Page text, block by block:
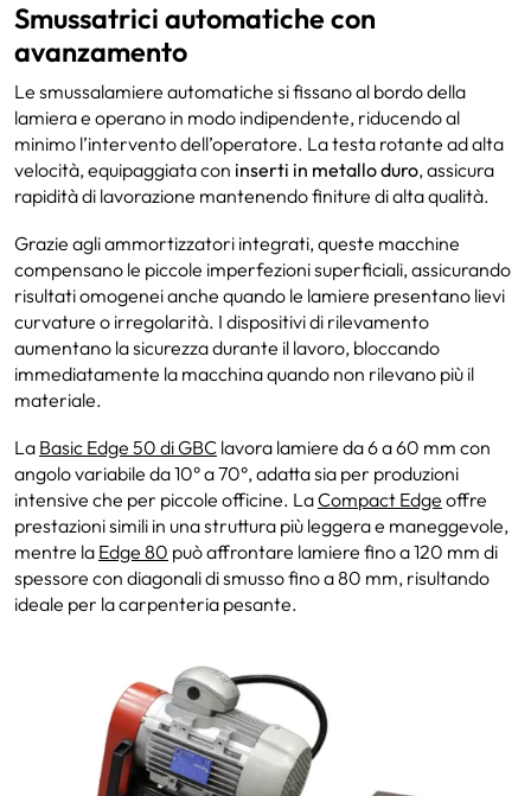
Smussatrici automatiche con
avanzamento
Le smussalamiere automatiche si fissano al bordo della
lamiera e operano in modo indipendente, riducendo al
minimo l’intervento dell’operatore. La testa rotante ad alta
velocità, equipaggiata con inserti in metallo duro, assicura
rapidità di lavorazione mantenendo finiture di alta qualità.
Grazie agli ammortizzatori integrati, queste macchine
compensano le piccole imperfezioni superficiali, assicurando
risultati omogenei anche quando le lamiere presentano lievi
curvature o irregolarità. I dispositivi di rilevamento
aumentano la sicurezza durante il lavoro, bloccando
immediatamente la macchina quando non rilevano più il
materiale.
La Basic Edge 50 di GBC lavora lamiere da 6 a 60 mm con
angolo variabile da 10° a 70°, adatta sia per produzioni
intensive che per piccole officine. LaCompact Edge offre
prestazioni simili in una struttura più leggera e maneggevole,
mentre la Edge 80 può affrontare lamiere fino a 120 mm di
spessore con diagonali di smusso fino a 80 mm, risultando
ideale per la carpenteria pesante.